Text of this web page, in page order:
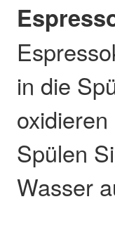
in die
Spülen
Wasser